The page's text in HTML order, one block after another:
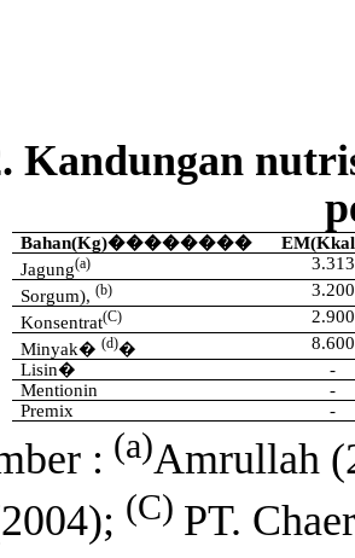
. Kandungan
Bahan(Kg)�������� EM(Kkal
Jagung(a) 3.313
Sorgum),(b)
3.200
Konsentrat(C)
2.900
Minyak�(d)� 8.600
Lisin�
-
Mentionin
-
Premix
-
: (a)Amrullah
(C) PT.